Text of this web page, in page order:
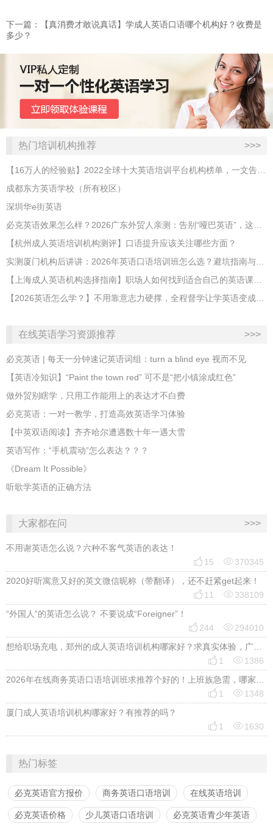
下一篇：【真消费才敢说真话】学成人英语口语哪个机构好？收费是
多少？
热门培训机构推荐 >>>
【16万人的经验贴】2022全球十大英语培训平台机构榜单，一文告诉你
成都东方英语学校（所有校区）
深圳华e街英语
必克英语效果怎么样？2026广东外贸人亲测：告别“哑巴英语”，这才是成年人最高效的自救指南！
【杭州成人英语培训机构测评】口语提升应该关注哪些方面？
实测厦门机构后讲讲：2026年英语口语培训班怎么选？避坑指南与高效学习新范式
【上海成人英语机构选择指南】职场人如何找到适合自己的英语课程？
【2026英语怎么学？】不用靠意志力硬撑，全程督学让学英语变成日常习惯
在线英语学习资源推荐 >>>
必克英语 | 每天一分钟速记英语词组：turn a blind eye 视而不见
​【英语冷知识】“Paint the town red” 可不是“把小镇涂成红色”
做外贸别瞎学，只用工作能用上的表达才不白费
必克英语：一对一教学，打造高效英语学习体验
【中英双语阅读】齐齐哈尔遭遇数十年一遇大雪
英语写作：“手机震动”怎么表达？？？
《Dream It Possible》
听歌学英语的正确方法
大家都在问 >>>
不用谢英语怎么说？六种不客气英语的表达！
 15 370345
2020好听寓意又好的英文微信昵称（带翻译），还不赶紧get起来！
 11 338109
“外国人”的英语怎么说？ 不要说成“Foreigner”！
 244 294010
想给职场充电，郑州的成人英语培训机构哪家好？求真实体验，广告勿扰，感谢！
 1 1386
2026年在线商务英语口语培训班求推荐个好的！上班族急需，哪家好？
 1 1348
厦门成人英语培训机构哪家好？有推荐的吗？
 1 1630
热门标签
必克英语官方报价 商务英语口语培训 在线英语培训
必克英语价格 少儿英语口语培训 必克英语青少年英语